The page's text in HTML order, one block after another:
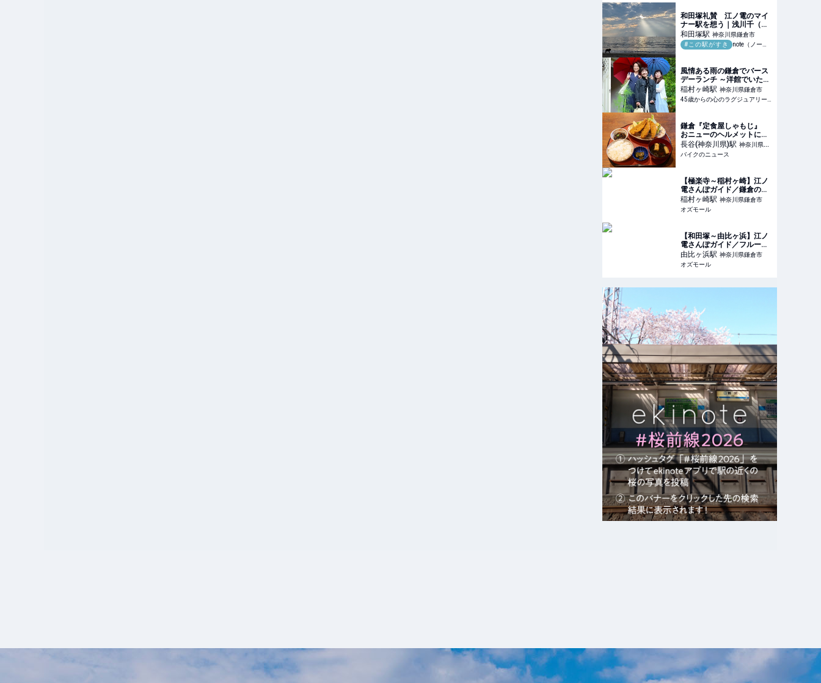
和田塚礼賛 江ノ電のマイ
ナー駅を想う｜浅川千（ラ
イター・校正者・編集者）
和田塚駅 神奈川県鎌倉市
#この駅がすき
note（ノート）
風情ある雨の鎌倉でバース
デーランチ ～洋館でいただ
く極上フレンチ～
稲村ヶ崎駅 神奈川県鎌倉市
45歳からの心のラグジュアリーメディア
鎌倉『定食屋しゃもじ』
おニューのヘルメットにご
機嫌プチツーリングで遅め
のランチを堪能!! 美味しい
アジフライを求めて走る旅
長谷(神奈川県)駅 神奈川県鎌
倉市
バイクのニュース
【極楽寺～稲村ヶ崎】江ノ
電さんぽガイド／鎌倉のロ
ーカルな街並みに溶け込
む、洋菓子店などの名店を
稲村ヶ崎駅 神奈川県鎌倉市
オズモール
【和田塚～由比ヶ浜】江ノ
電さんぽガイド／フルーツ
好きな店主のカフェや酒屋
さんなど4店舗を満喫 -
由比ヶ浜駅 神奈川県鎌倉市
オズモール